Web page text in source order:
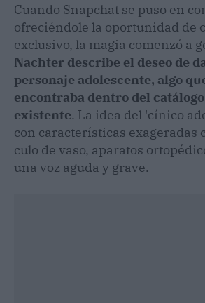
Cuando Snapchat se puso en
ofreciéndole la oportunidad de
exclusivo, la magia comenzó a
Nachter describe el deseo de
personaje adolescente, algo
encontraba dentro del
existente. La idea del 'cínico
con características exageradas
culo de vaso, aparatos
una voz aguda y grave.